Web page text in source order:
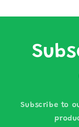
Subscribe to